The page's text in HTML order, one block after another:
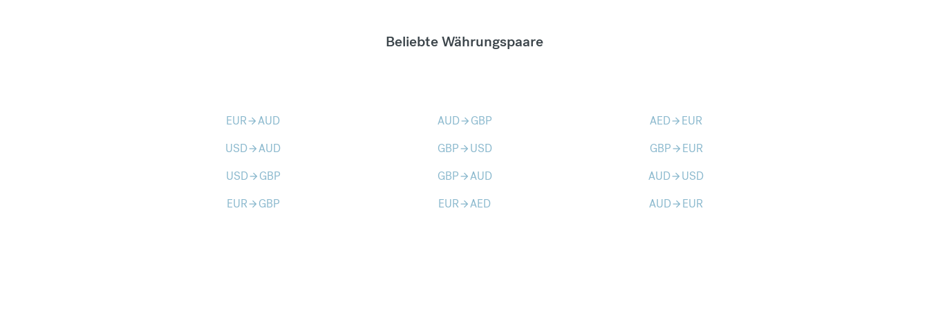
Beliebte Währungspaare
EURarrow_forwardAUD AUDarrow_forward GBP AEDarrow_forward EUR
USDarrow_forwardAUD GBParrow_forward USD GBParrow_forward EUR
USDarrow_forward GBP GBParrow_forwardAUD AUDarrow_forward USD
EURarrow_forward GBP EURarrow_forwardAED AUDarrow_forward EUR